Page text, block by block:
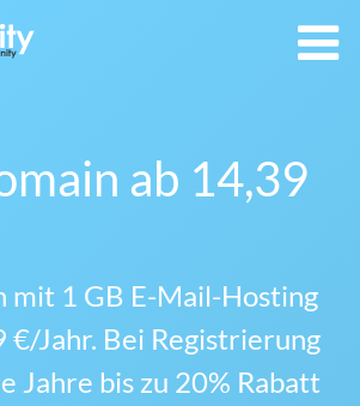
ab 14,39
mit 1 GB E-Mail-Hosting
€/Jahr. Bei Registrierung
Jahre bis zu 20% Rabatt